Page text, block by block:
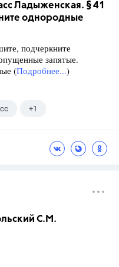
Ладыженская. § 41
однородные
подчеркните
запятые.
(Подробнее...)
+1
С.М.